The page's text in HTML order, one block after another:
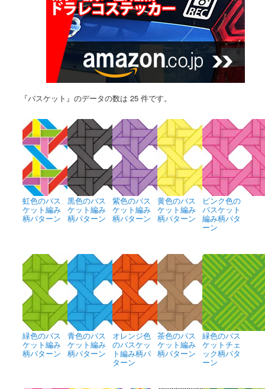
『バスケット』のデータの数は 25 件です。
虹色のバス
ケット編み
柄パターン
黒色のバス
ケット編み
柄パターン
紫色のバス
ケット編み
柄パターン
黄色のバス
ケット編み
柄パターン
ピンク色の
バスケット
編み柄パタ
ーン
緑色のバス
ケット編み
柄パターン
青色のバス
ケット編み
柄パターン
オレンジ色
のバスケッ
ト編み柄パ
ターン
茶色のバス
ケット編み
柄パターン
緑色のバス
ケットチェ
ック柄パタ
ーン